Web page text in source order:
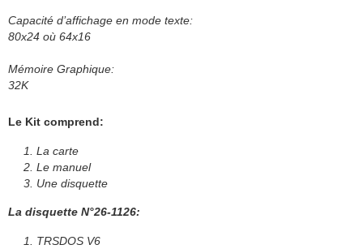
Capacité d’affichage en mode texte:
80x24 où 64x16
Mémoire Graphique:
32K
Le Kit comprend:
La carte
Le manuel
Une disquette
La disquette N°26-1126:
TRSDOS V6